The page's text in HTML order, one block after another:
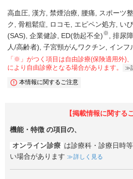
高血圧 漢方 禁煙治療 腰痛
スポーツ
ク
骨粗鬆症 ロコモ エピペン処方 い
(SAS) 企業健診 ED(勃起不全)※ 排尿
人/高齢者) 子宮頸がんワクチン インフ
「※」がつく項目は自由診療(保険適用外)
により自由診療となる場合があります。
本情報に関するご注意
【掲載情報に関する
機能・特徴 の項目の、
オンライン診療 は診療科・診療日時
い場合があります
詳しく見る